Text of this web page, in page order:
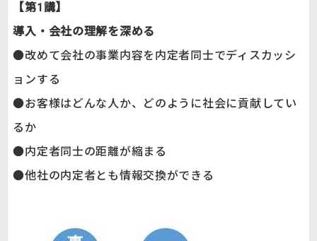
【第1講】
導入・会社の理解を深める
●改めて会社の事業内容を内定者同士でディスカッシ
ョンする
●お客様はどんな人か、どのように社会に貢献してい
るか
●内定者同士の距離が縮まる
●他社の内定者とも情報交換ができる